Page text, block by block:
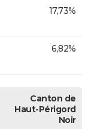
17,73%
6,82%
Canton de
Haut-Périgord
Noir